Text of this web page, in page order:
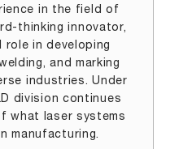
in the field of
thinking innovator,
role in developing
and marking
industries. Under
division continues
what laser systems
manufacturing.